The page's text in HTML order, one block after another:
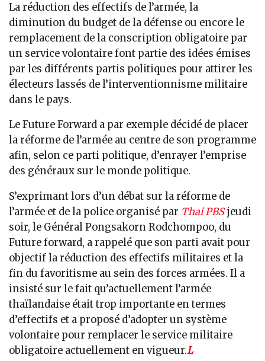
La réduction des effectifs de l’armée, la
diminution du budget de la défense ou encore le
remplacement de la conscription obligatoire par
un service volontaire font partie des idées émises
par les différents partis politiques pour attirer les
électeurs lassés de l’interventionnisme militaire
dans le pays.
Le Future Forward a par exemple décidé de placer
la réforme de l’armée au centre de son programme
afin, selon ce parti politique, d’enrayer l’emprise
des généraux sur le monde politique.
S’exprimant lors d’un débat sur la réforme de
l’armée et de la police organisé par Thai PBSjeudi
soir, le Général Pongsakorn Rodchompoo, du
Future forward, a rappelé que son parti avait pour
objectif la réduction des effectifs militaires et la
fin du favoritisme au sein des forces armées. Il a
insisté sur le fait qu’actuellement l’armée
thaïlandaise était trop importante en termes
d’effectifs et a proposé d’adopter un système
volontaire pour remplacer le service militaire
obligatoire actuellement en vigueur.L